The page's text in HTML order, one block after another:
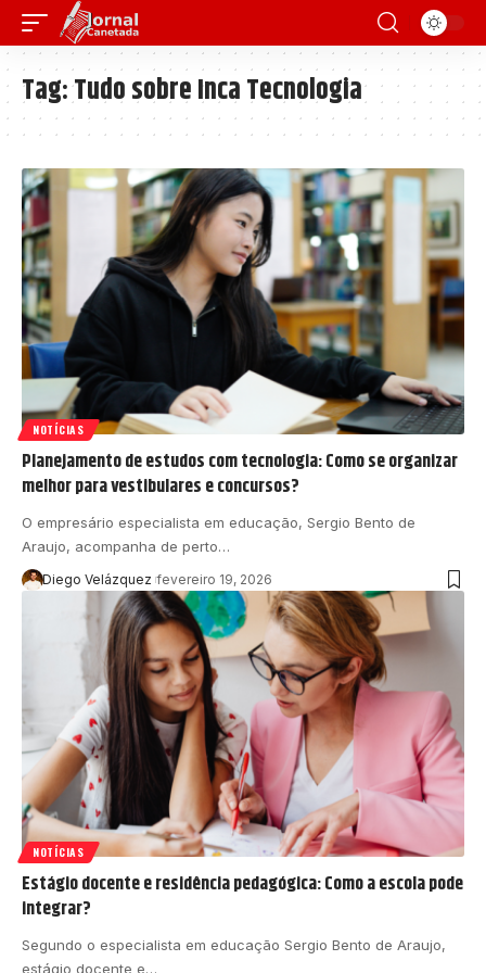
Tag:Tudo sobre Inca Tecnologia
NOTÍCIAS
Planejamento de estudos com tecnologia: Como se organizar
melhor para vestibulares e concursos?
O empresário especialista em educação, Sergio Bento de
Araujo, acompanha de perto…
Diego Velázquez fevereiro 19, 2026
NOTÍCIAS
Estágio docente e residência pedagógica: Como a escola pode
integrar?
Segundo o especialista em educação Sergio Bento de Araujo,
estágio docente e…